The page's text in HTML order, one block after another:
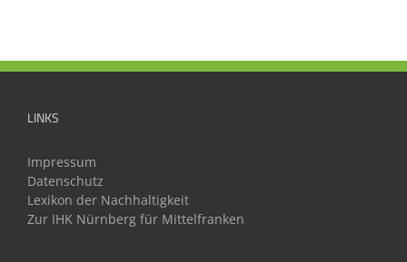
LINKS
Impressum
Datenschutz
Lexikon der Nachhaltigkeit
Zur IHK Nürnberg für Mittelfranken